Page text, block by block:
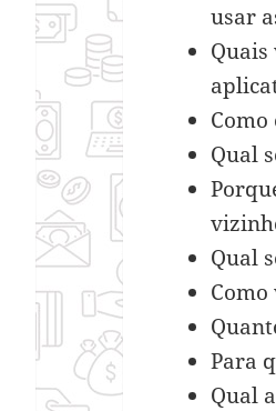
usar
Quais
Qual
Qual
Para
Qual